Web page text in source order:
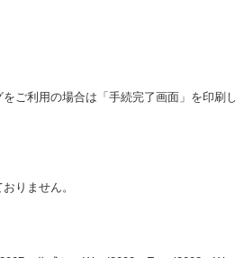
ご利用の場合は「手続完了画面」を印刷
りません。